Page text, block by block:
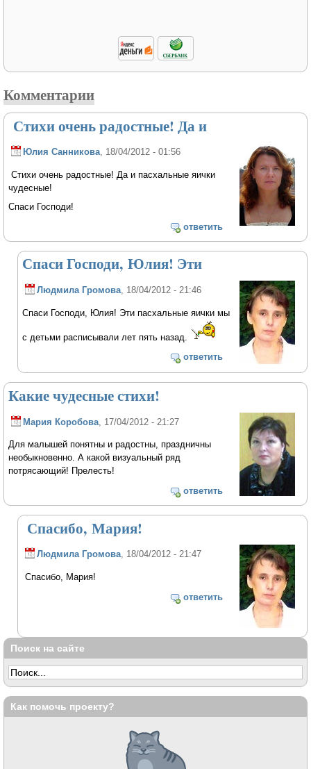
Комментарии
Стихи очень радостные! Да и
Юлия Санникова, 18/04/2012 - 01:56
Стихи очень радостные! Да и пасхальные яички
чудесные!
Спаси Господи!
ответить
Спаси Господи, Юлия! Эти
Людмила Громова , 18/04/2012 - 21:46
Спаси Господи, Юлия! Эти пасхальные яички мы
с детьми расписывали лет пять назад.
ответить
Какие чудесные стихи!
Мария Коробова , 17/04/2012 - 21:27
Для малышей понятны и радостны, праздничны
необыкновенно. А какой визуальный ряд
потрясающий! Прелесть!
ответить
Спасибо, Мария!
Людмила Громова, 18/04/2012 - 21:47
Спасибо, Мария!
ответить
Поиск на сайте
Как помочь проекту?